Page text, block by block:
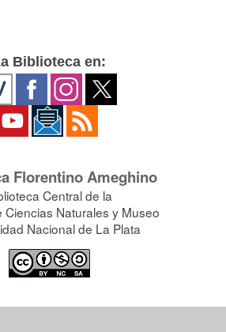
Biblioteca en:
Florentino Ameghino
Central de la
Ciencias Naturales y Museo
Nacional de La Plata